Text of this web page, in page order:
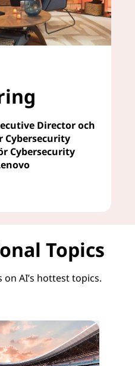
Director och
Cybersecurity
Cybersecurity
Topics
AI’s hottest topics.